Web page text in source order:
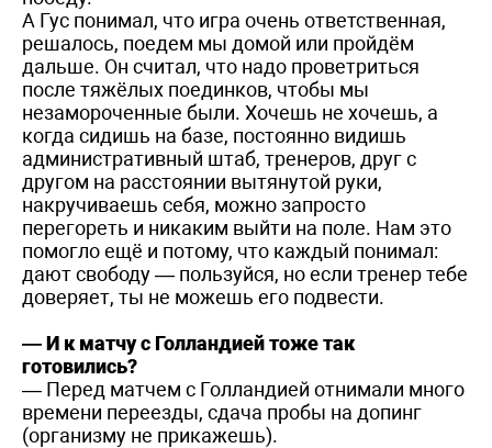
А Гус понимал, что игра очень ответственная,
решалось, поедем мы домой или пройдём
дальше. Он считал, что надо проветриться
после тяжёлых поединков, чтобы мы
незамороченные были. Хочешь не хочешь, а
когда сидишь на базе, постоянно видишь
административный штаб, тренеров, друг с
другом на расстоянии вытянутой руки,
накручиваешь себя, можно запросто
перегореть и никаким выйти на поле. Нам это
помогло ещё и потому, что каждый понимал:
дают свободу — пользуйся, но если тренер тебе
доверяет, ты не можешь его подвести.
— И к матчу с Голландией тоже так
готовились?
— Перед матчем с Голландией отнимали много
времени переезды, сдача пробы на допинг
(организму не прикажешь).